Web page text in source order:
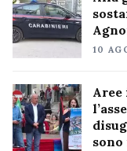
10